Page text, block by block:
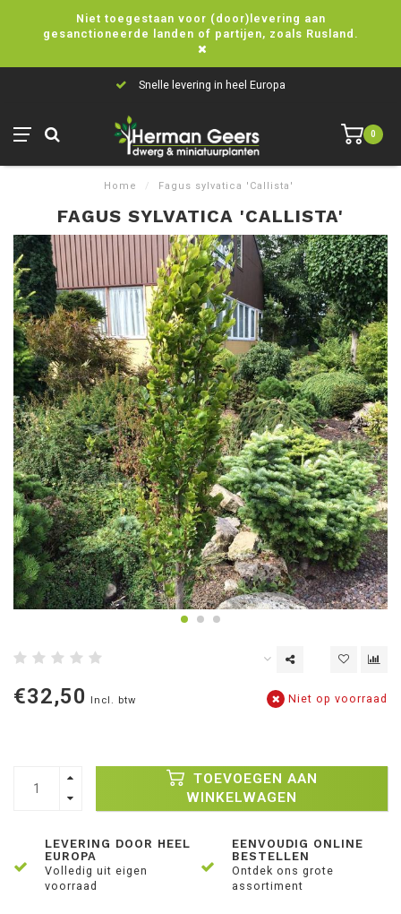
Niet toegestaan voor (door)levering aan
gesanctioneerde landen of partijen, zoals Rusland.
Snelle levering in heel Europa
0
Home / Fagus sylvatica 'Callista'
FAGUS SYLVATICA 'CALLISTA'
€32,50 Incl. btw Niet op voorraad
TOEVOEGEN AAN
WINKELWAGEN
LEVERING DOOR HEEL
EUROPA
Volledig uit eigen
voorraad
EENVOUDIG ONLINE
BESTELLEN
Ontdek ons grote
assortiment